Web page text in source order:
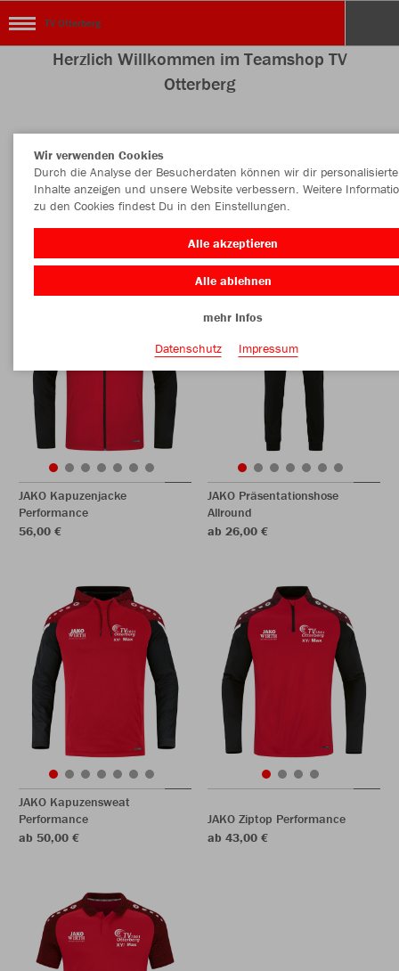
TV Otterberg
Herzlich Willkommen im Teamshop TV
Otterberg
Nachhaltig Farbe
JAKO Kapuzenjacke
Performance
56,00 €
JAKO Präsentationshose
Allround
ab 26,00 €
JAKO Kapuzensweat
Performance
ab 50,00 €
JAKO Ziptop Performance
ab 43,00 €
Wir verwenden Cookies
Durch die Analyse der Besucherdaten können wir dir personalisierte
Inhalte anzeigen und unsere Website verbessern. Weitere
zu den Cookies findest Du in den Einstellungen.
Alle akzeptieren
Alle ablehnen
mehr Infos
Datenschutz
Impressum